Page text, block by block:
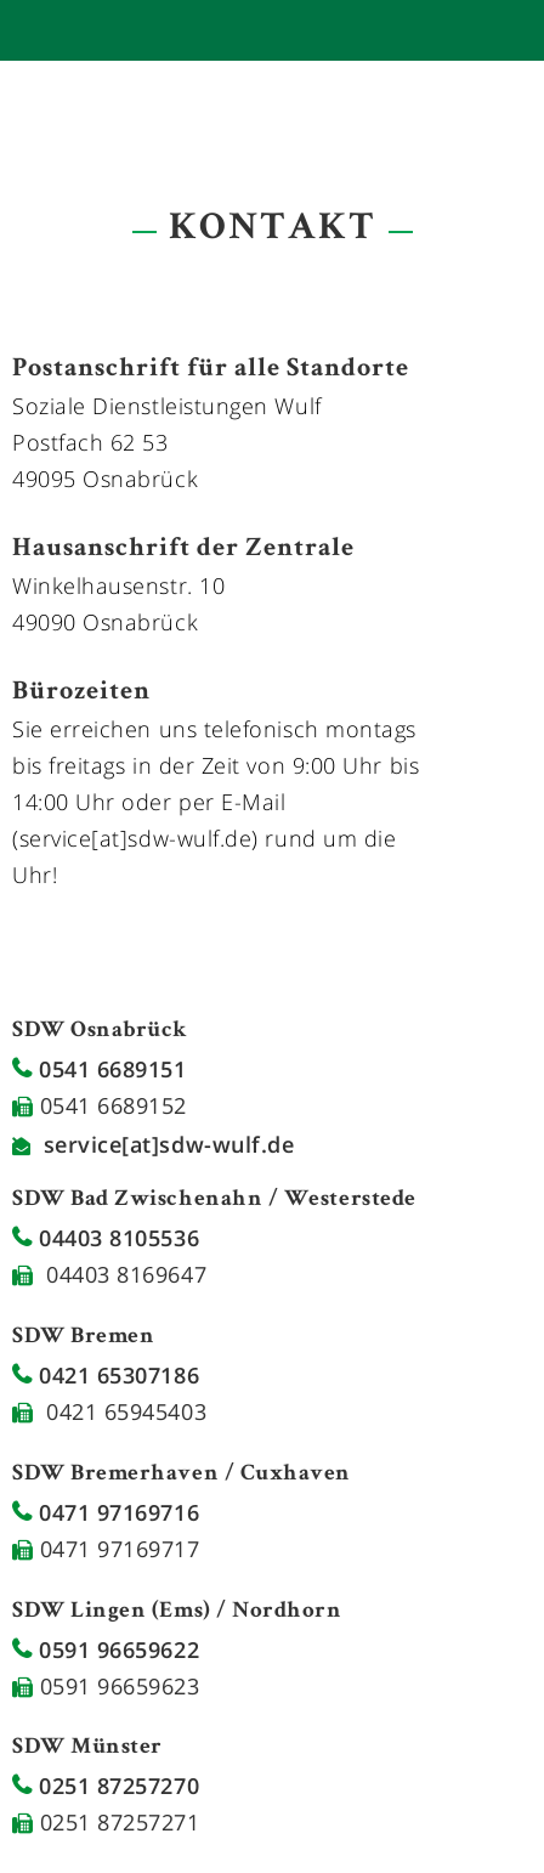
KONTAKT
Postanschrift für alle Standorte
Soziale Dienstleistungen Wulf
Postfach 62 53
49095 Osnabrück
Hausanschrift der Zentrale
Winkelhausenstr. 10
49090 Osnabrück
Bürozeiten
Sie erreichen uns telefonisch montags
bis freitags in der Zeit von 9:00 Uhr bis
14:00 Uhr oder per E-Mail
(service[at]sdw-wulf.de) rund um die
Uhr!
SDW Osnabrück
0541 6689151
0541 6689152
service[at]sdw-wulf.de
SDW Bad Zwischenahn / Westerstede
04403 8105536
04403 8169647
SDW Bremen
0421 65307186
0421 65945403
SDW Bremerhaven / Cuxhaven
0471 97169716
0471 97169717
SDW Lingen (Ems) / Nordhorn
0591 96659622
0591 96659623
SDW Münster
0251 87257270
0251 87257271